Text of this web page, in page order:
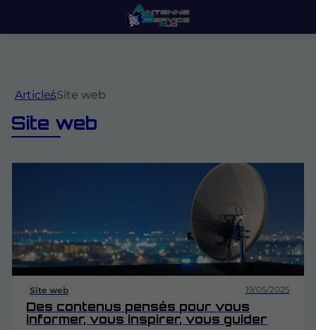
ArticlesSite web
Site web
Site web 19/05/2025
Des contenus pensés pour vous
informer, vous inspirer, vous guider